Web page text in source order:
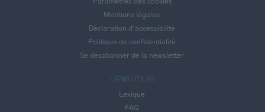
LIENS UTILES
Lexique
FAQ
Mentions légales
Déclaration d’accessibilité
Politique de confidentialité
Se désabonner de la newsletter